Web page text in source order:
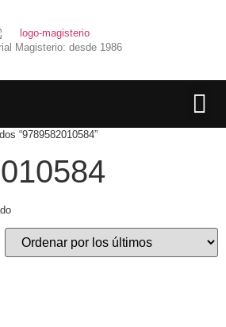
Magisterio: desde 1986
“9789582010584”